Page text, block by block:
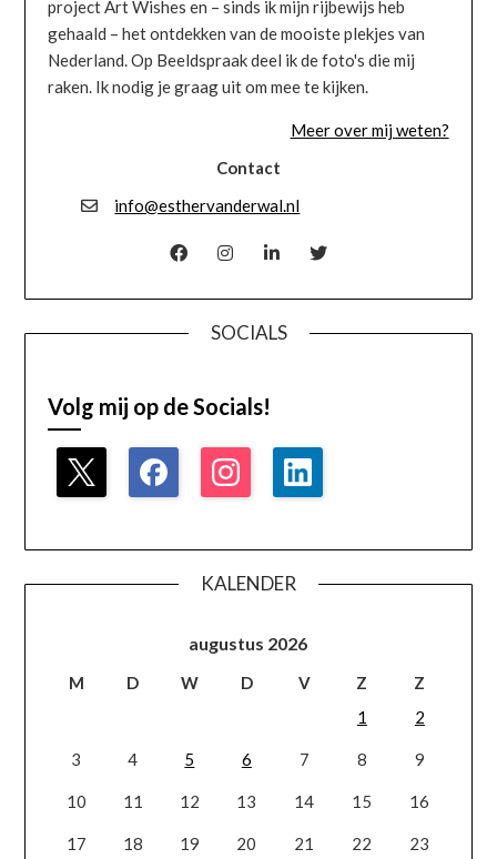
project Art Wishes en – sinds ik mijn rijbewijs heb
gehaald – het ontdekken van de mooiste plekjes van
Nederland. Op Beeldspraak deel ik de foto's die mij
raken. Ik nodig je graag uit om mee te kijken.
Meer over mij weten?
Contact
info@esthervanderwal.nl
SOCIALS
Volg mij op de Socials!
KALENDER
augustus 2026
M D W D V Z
Z
1
2
3 4 5 6 7 8 9
10 11 12 13 14 15 16
17 18 19 20 21 22 23